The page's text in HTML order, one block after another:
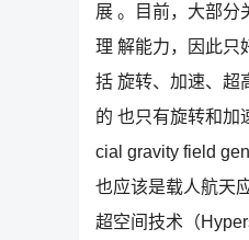
展 。目前，大部分
理 解能力，因此只
括 旋转、加速、超
的 也只有旋转和加
cial gravity field
也应该是载人航天
超空间技术（